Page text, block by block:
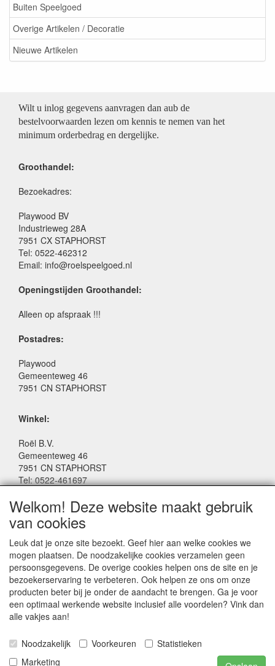
Buiten Speelgoed
Overige Artikelen / Decoratie
Nieuwe Artikelen
Wilt u inlog gegevens aanvragen dan aub de
bestelvoorwaarden lezen om kennis te nemen van het
minimum orderbedrag en dergelijke.
Groothandel:
Bezoekadres:
Playwood BV
Industrieweg 28A
7951 CX STAPHORST
Tel: 0522-462312
Email: info@roelspeelgoed.nl
Openingstijden Groothandel:
Alleen op afspraak !!!
Postadres:
Playwood
Gemeenteweg 46
7951 CN STAPHORST
Winkel:
Roël B.V.
Gemeenteweg 46
7951 CN STAPHORST
Tel: 0522-461697
Facebook: www.facebook.com/roelspeelgoed
Openingstijden Winkel:
Maandag t/m Vrijdag: 9:00 - 17:30
Zaterdag: 9:00 - 17:00
Donderdagavond koopavond: 19:00 - 21:00
SERVICE
Welkom! Deze website maakt gebruik
van cookies
Leuk dat je onze site bezoekt. Geef hier aan welke cookies we
mogen plaatsen. De noodzakelijke cookies verzamelen geen
persoonsgegevens. De overige cookies helpen ons de site en je
bezoekerservaring te verbeteren. Ook helpen ze ons om onze
producten beter bij je onder de aandacht te brengen. Ga je voor
een optimaal werkende website inclusief alle voordelen? Vink dan
alle vakjes aan!
Noodzakelijk Voorkeuren
Statistieken
Marketing